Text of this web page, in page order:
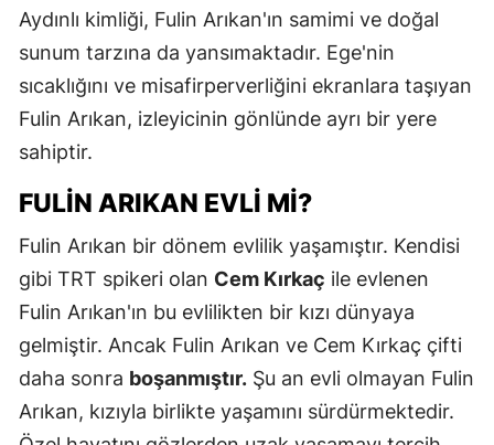
Aydınlı kimliği, Fulin Arıkan'ın samimi ve doğal
sunum tarzına da yansımaktadır. Ege'nin
sıcaklığını ve misafirperverliğini ekranlara taşıyan
Fulin Arıkan, izleyicinin gönlünde ayrı bir yere
sahiptir.
FULIN ARIKAN EVLI MI?
Fulin Arıkan bir dönem evlilik yaşamıştır. Kendisi
gibi TRT spikeri olan Cem Kırkaç ile evlenen
Fulin Arıkan'ın bu evlilikten bir kızı dünyaya
gelmiştir. Ancak Fulin Arıkan ve Cem Kırkaç çifti
daha sonra boşanmıştır. Şu an evli olmayan Fulin
Arıkan, kızıyla birlikte yaşamını sürdürmektedir.